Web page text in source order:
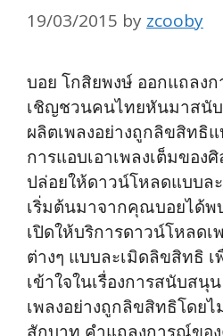
19/03/2015 by zcooby
บอย โกสิยพงษ์ ออกแถลง
เชิญชวนคนไทยหันมาสนั
ผลิตเพลงอย่างถูกลิขสิทธิ
การแอบเอาเพลงเต็มของ
ปล่อยให้ดาวน์โหลดแบบล
เริ่มต้นมาจากคุณบอยได้พ
เปิดให้บริการดาวน์โหลด
ต่างๆ แบบละเมิดลิขสิทธิ
เข้าใจในเรื่องการสนับสนุ
เพลงอย่างถูกลิขสิทธิโดยไ